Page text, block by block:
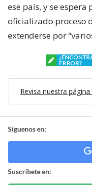
ese país, y se
oficializado proceso
extenderse por
ERROR?
Revisa nuestra
Síguenos en:
Suscríbete en: